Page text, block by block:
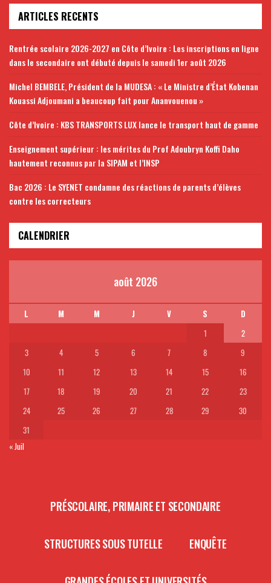
ARTICLES RECENTS
Rentrée scolaire 2026-2027 en Côte d’Ivoire : Les inscriptions en ligne
dans le secondaire ont débuté depuis le samedi 1er août 2026
Michel BEMBELE, Président de la MUDESA : « Le Ministre d’État Kobenan
Kouassi Adjoumani a beaucoup fait pour Ananvouenou »
Côte d’Ivoire : KBS TRANSPORTS LUX lance le transport haut de gamme
Enseignement supérieur : les mérites du Prof Adoubryn Koffi Daho
hautement reconnus par la SIPAM et l’INSP
Bac 2026 : Le SYENET condamne des réactions de parents d’élèves
contre les correcteurs
CALENDRIER
août 2026
L M M J V S
D
1
2
3
4 5 6 7 8
9
10
11 12 13 14 15
16
17
18 19 20 21 22
23
24
25 26 27 28 29
30
31
« Juil
PRÉSCOLAIRE, PRIMAIRE ET SECONDAIRE
STRUCTURES SOUS TUTELLE ENQUÊTE